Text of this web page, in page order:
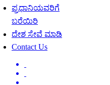
ಪ್ರಧಾನಿಯವರಿಗೆ
ಬರೆಯಿರಿ
ದೇಶ ಸೇವೆ ಮಾಡಿ
Contact Us